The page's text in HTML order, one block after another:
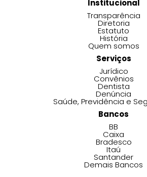
Institucional
Transparência
Diretoria
Estatuto
História
Quem somos
Serviços
Jurídico
Convênios
Dentista
Denúncia
Saúde, Previdência e
Bancos
BB
Caixa
Bradesco
Itaú
Santander
Demais Bancos